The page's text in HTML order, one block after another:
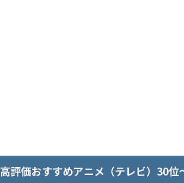
評価おすすめアニメ（テレビ）30位